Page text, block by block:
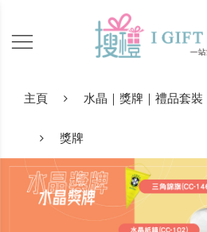
主頁 水晶｜獎牌｜禮品套裝
獎牌